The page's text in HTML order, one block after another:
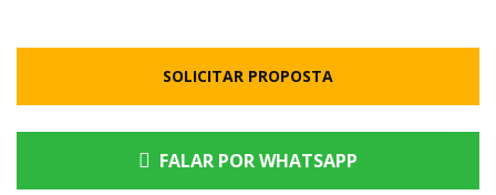
SOLICITAR PROPOSTA
FALAR POR WHATSAPP